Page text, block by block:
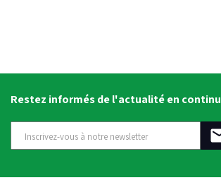
Restez informés de l'actualité en continu